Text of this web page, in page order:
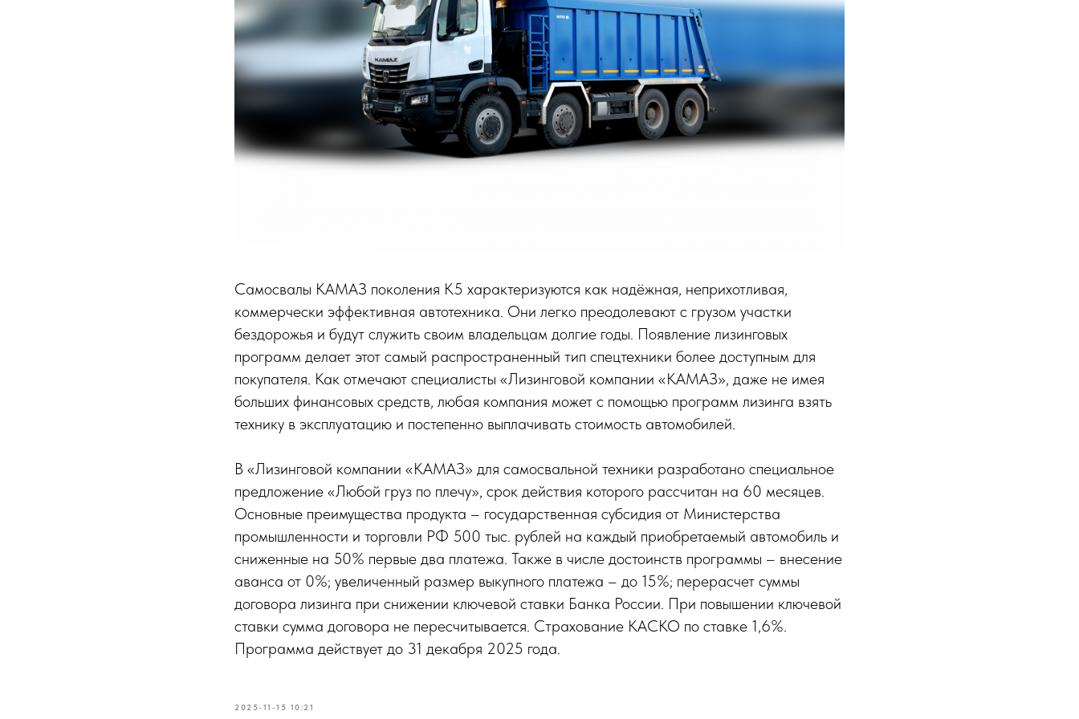
Самосвалы КАМАЗ поколения К5 характеризуются как надёжная, неприхотливая,
коммерчески эффективная автотехника. Они легко преодолевают с грузом участки
бездорожья и будут служить своим владельцам долгие годы. Появление лизинговых
программ делает этот самый распространенный тип спецтехники более доступным для
покупателя. Как отмечают специалисты «Лизинговой компании «КАМАЗ», даже не имея
больших финансовых средств, любая компания может с помощью программ лизинга взять
технику в эксплуатацию и постепенно выплачивать стоимость автомобилей.
В «Лизинговой компании «КАМАЗ» для самосвальной техники разработано специальное
предложение «Любой груз по плечу», срок действия которого рассчитан на 60 месяцев.
Основные преимущества продукта – государственная субсидия от Министерства
промышленности и торговли РФ 500 тыс. рублей на каждый приобретаемый автомобиль и
сниженные на 50% первые два платежа. Также в числе достоинств программы – внесение
аванса от 0%; увеличенный размер выкупного платежа – до 15%; перерасчет суммы
договора лизинга при снижении ключевой ставки Банка России. При повышении ключевой
ставки сумма договора не пересчитывается. Страхование КАСКО по ставке 1,6%.
Программа действует до 31 декабря 2025 года.
2025-11-15 10:21